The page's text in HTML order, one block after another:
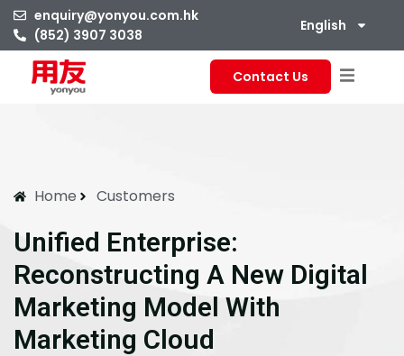
enquiry@yonyou.com.hk
(852) 3907 3038
English
Contact Us
Home Customers
Unified Enterprise:
Reconstructing A New Digital
Marketing Model With
Marketing Cloud